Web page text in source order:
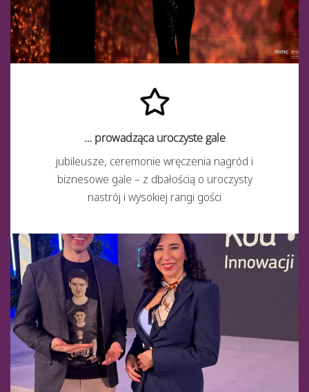
… prowadząca uroczyste gale
jubileusze, ceremonie wręczenia nagród i
biznesowe gale – z dbałością o uroczysty
nastrój i wysokiej rangi gości